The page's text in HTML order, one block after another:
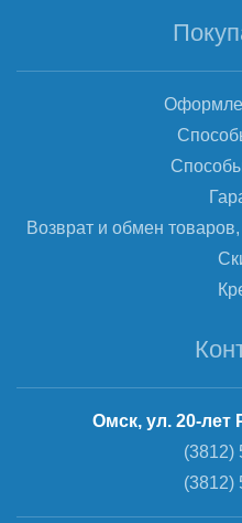
Возврат и обмен
Омск, ул. 20-лет
(3812)
(3812)